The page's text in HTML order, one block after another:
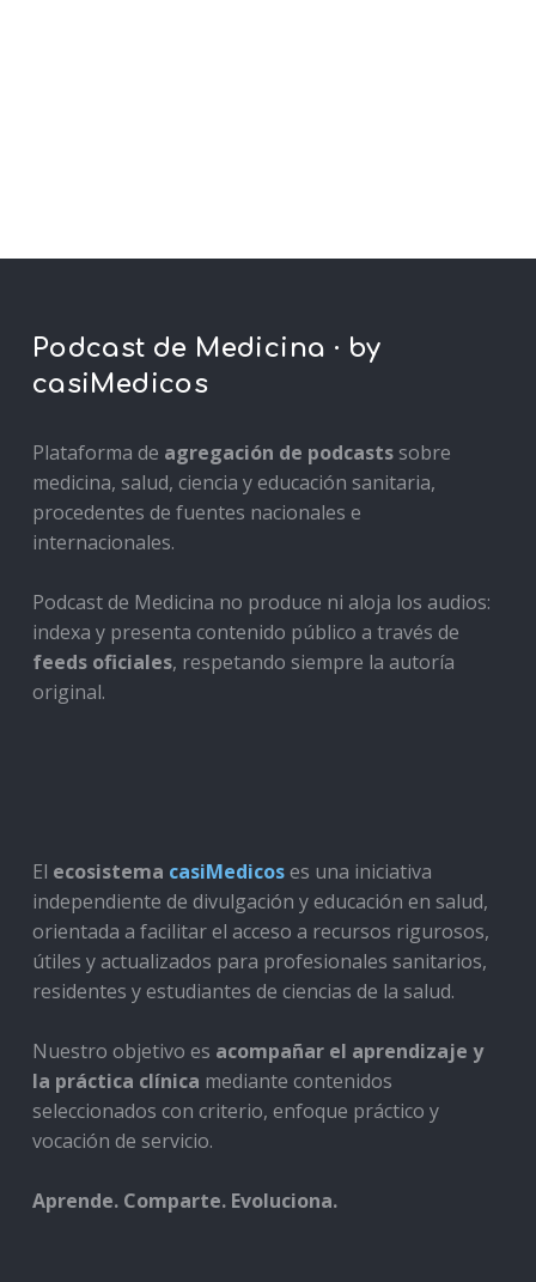
Podcast de Medicina · by
casiMedicos
Plataforma de agregación de podcastssobre
medicina, salud, ciencia y educación sanitaria,
procedentes de fuentes nacionales e
internacionales.
Podcast de Medicina no produce ni aloja los audios:
indexa y presenta contenido público a través de
feeds oficiales, respetando siempre la autoría
original.
El ecosistema casiMedicoses una iniciativa
independiente de divulgación y educación en salud,
orientada a facilitar el acceso a recursos rigurosos,
útiles y actualizados para profesionales sanitarios,
residentes y estudiantes de ciencias de la salud.
Nuestro objetivo es acompañar el aprendizaje y
la práctica clínica mediante contenidos
seleccionados con criterio, enfoque práctico y
vocación de servicio.
Aprende. Comparte. Evoluciona.